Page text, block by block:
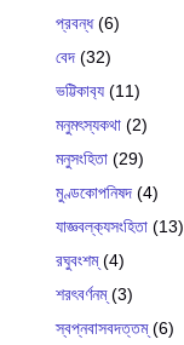
প্রবন্ধ(6)
বেদ (32)
ভট্টিকাব‍্য (11)
মনুমৎস্যকথা (2)
মনুসংহিতা (29)
মুণ্ডকোপনিষদ (4)
যাজ্ঞবল্ক‍্যসংহিতা (13)
রঘুবংশম্(4)
শরৎবর্ণনম্(3)
স্বপ্নবাসবদত্তম্(6)